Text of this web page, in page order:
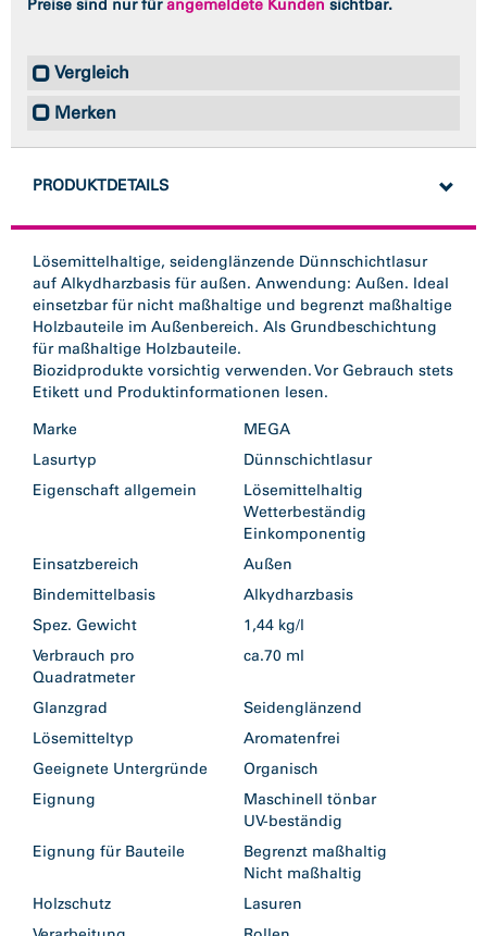
Preise sind nur fürangemeldete Kunden sichtbar.
Vergleich
Merken
PRODUKTDETAILS
Lösemittelhaltige, seidenglänzende Dünnschichtlasur
auf Alkydharzbasis für außen. Anwendung: Außen. Ideal
einsetzbar für nicht maßhaltige und begrenzt maßhaltige
Holzbauteile im Außenbereich. Als Grundbeschichtung
für maßhaltige Holzbauteile.
Biozidprodukte vorsichtig verwenden. Vor Gebrauch stets
Etikett und Produktinformationen lesen.
Marke
MEGA
Lasurtyp
Dünnschichtlasur
Eigenschaft allgemein
Lösemittelhaltig
Wetterbeständig
Einkomponentig
Einsatzbereich
Außen
Bindemittelbasis
Alkydharzbasis
Spez. Gewicht
1,44 kg/l
Verbrauch pro
Quadratmeter
ca.70 ml
Glanzgrad
Seidenglänzend
Lösemitteltyp
Aromatenfrei
Geeignete Untergründe
Organisch
Eignung
Maschinell tönbar
UV-beständig
Eignung für Bauteile
Begrenzt maßhaltig
Nicht maßhaltig
Holzschutz
Lasuren